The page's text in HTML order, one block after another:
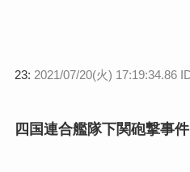
23: 2021/07/20(火) 17:19:34.86
四国連合艦隊下関砲撃事件